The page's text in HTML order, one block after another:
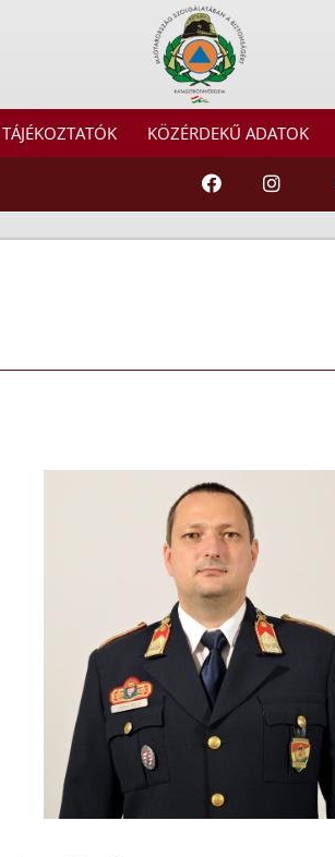
KÖZÉRDEKŰ ADATOK